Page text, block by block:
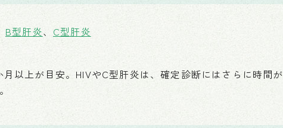
B型肝炎、 C型肝炎
月以上が目安。HIVやC型肝炎は、確定診断にはさらに時間が